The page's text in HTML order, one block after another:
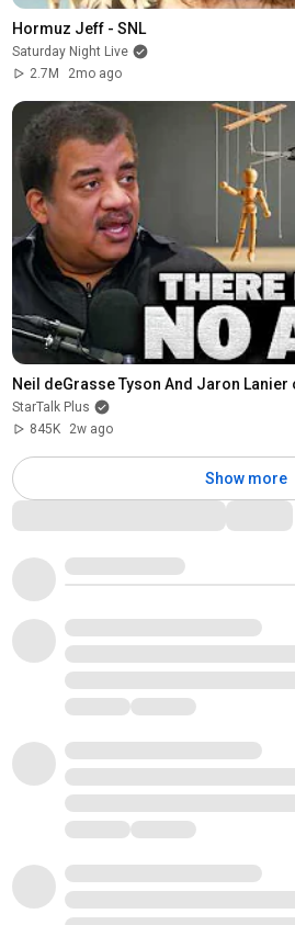
Hormuz Jeff - SNL
Saturday Night Live
2.7M
2mo ago
Neil deGrasse Tyson And Jaron Lanier
StarTalk Plus
845K
2w ago
Show more